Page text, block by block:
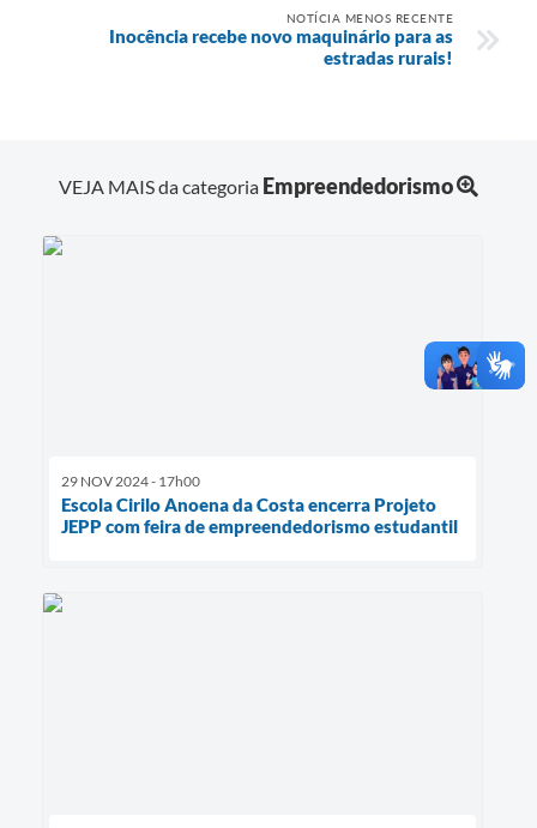
NOTÍCIA MENOS RECENTE
Inocência recebe novo maquinário para as
estradas rurais!
VEJA MAIS da categoria Empreendedorismo
29 NOV 2024 - 17h00
Escola Cirilo Anoena da Costa encerra Projeto
JEPP com feira de empreendedorismo estudantil